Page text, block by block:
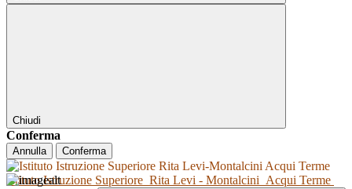
Chiudi
Conferma
Annulla Conferma
Istituto Istruzione Superiore Rita Levi - Montalcini Acqui Terme